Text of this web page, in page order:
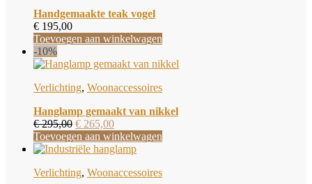
Handgemaakte teak vogel
€ 195,00
Toevoegen aan winkelwagen
-10%
Verlichting, Woonaccessoires
Hanglamp gemaakt van nikkel
€295,00 Oorspronkelijke
prijs
was:
€ 265,00Huidige
prijs
is:
Toevoegen aan winkelwagen
Verlichting, Woonaccessoires